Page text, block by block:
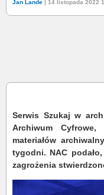
Jan Lande | 14 listopada 2022
Serwis Szukaj w
Archiwum
materiałów
tygodni. NAC
zagrożenia